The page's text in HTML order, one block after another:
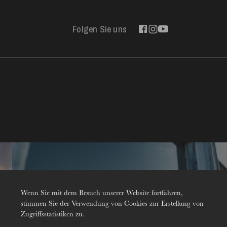
Wenn Sie mit dem Besuch unserer Website fortfahren,
stimmen Sie der Verwendung von Cookies zur Erstellung von
Zugriffsstatistiken zu.
Folgen Sie uns
Kontakt